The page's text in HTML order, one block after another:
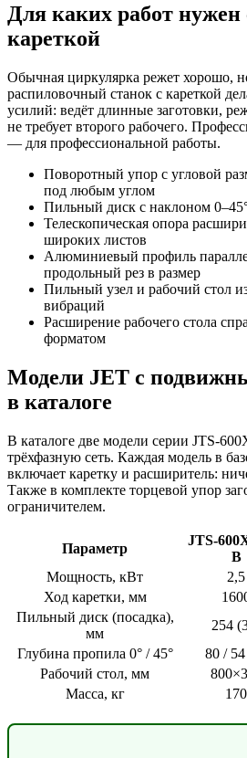
Для каких работ нужен
кареткой
Обычная циркулярка режет хорошо,
распиловочный станок с кареткой
усилий: ведёт длинные заготовки,
не требует второго рабочего.
— для профессиональной работы.
Поворотный упор с угловой
под любым углом
Пильный диск с наклоном
Телескопическая опора
широких листов
Алюминиевый профиль
продольный рез в размер
Пильный узел и рабочий стол
вибраций
Расширение рабочего стола
форматом
Модели JET с
в каталоге
В каталоге две модели серии JTS-
трёхфазную сеть. Каждая модель в
включает каретку и расширитель:
Также в комплекте торцевой упор
ограничителем.
Параметр
JTS-
В
Мощность, кВт
2,5
Ход каретки, мм
Пильный диск (посадка),
мм
254
Глубина пропила 0° / 45°
80 /
Рабочий стол, мм
Масса, кг
170